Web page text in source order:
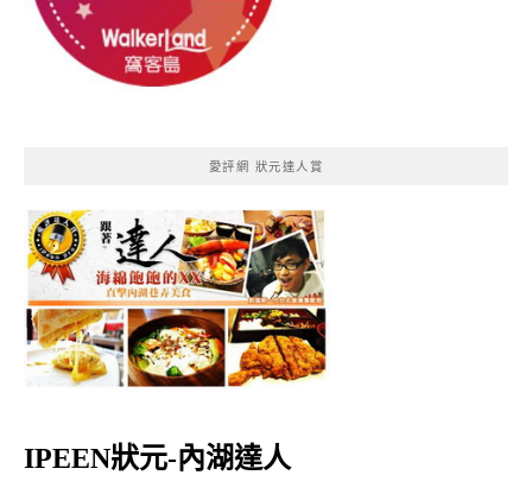
愛評網 狀元達人賞
IPEEN狀元-內湖達人